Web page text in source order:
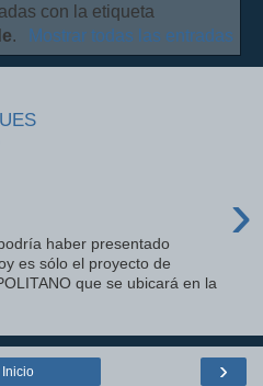
con la etiqueta
. Mostrar todas las entradas
›
haber presentado
es sólo el proyecto de
que se ubicará en la
›
Inicio